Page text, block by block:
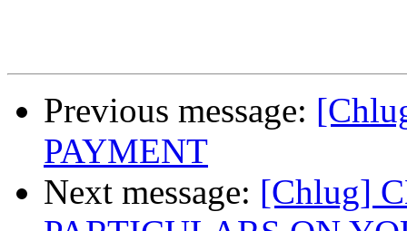
Previous message:
PAYMENT
Next message: [Chlug]